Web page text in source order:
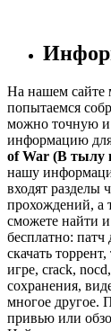
На нашем сайте
попытаемся
можно точную
информацию
of War (В тылу
нашу
входят разделы
прохождений, а
сможете найти и
бесплатно: патч
скачать
игре, crack, nocd,
сохранения,
многое другое.
привью или